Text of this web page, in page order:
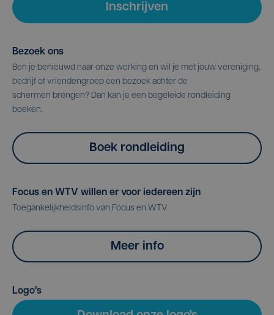
Inschrijven
Bezoek ons
Ben je benieuwd naar onze werking en wil je met jouw vereniging,
bedrijf of vriendengroep een bezoek achter de
schermen brengen? Dan kan je een begeleide rondleiding
boeken.
Boek rondleiding
Focus en WTV willen er voor iedereen zijn
Toegankelijkheidsinfo van Focus en WTV
Meer info
Logo's